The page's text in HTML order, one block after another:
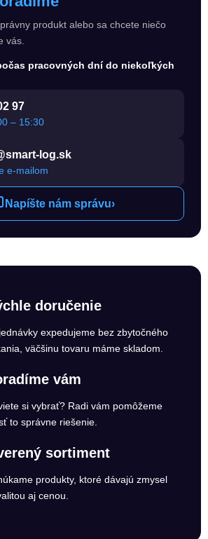
produkt alebo sa chcete niečo
vás.
pracovných dní do niekoľkých
97
– 15:30
log.sk
e-mailom
Napíšte nám správu›
doručenie
expedujeme bez zbytočného
väčšinu tovaru máme skladom.
vám
si vybrať? Radi vám pomôžeme
to správne riešenie.
sortiment
produkty, ktoré dávajú zmysel
aj cenou.